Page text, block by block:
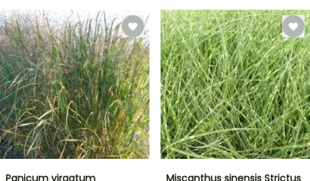
Panicum virgatum
Miscanthus sinensis Strictus